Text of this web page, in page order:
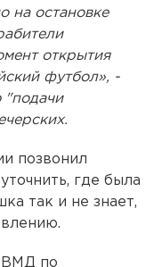
на остановке
открытия
футбол», -
"подачи
позвонил
где была
так и не знает,
по